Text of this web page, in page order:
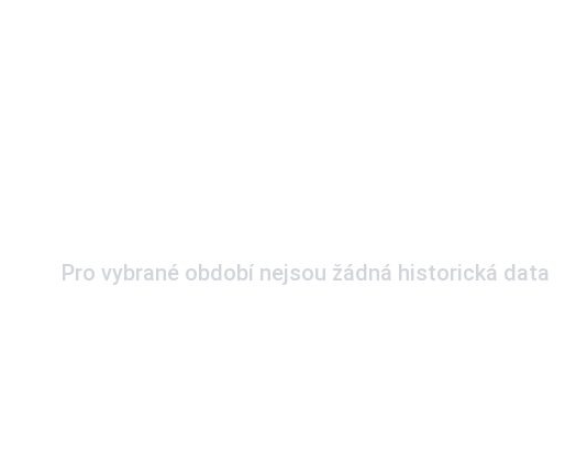
Pro vybrané období nejsou žádná historická data